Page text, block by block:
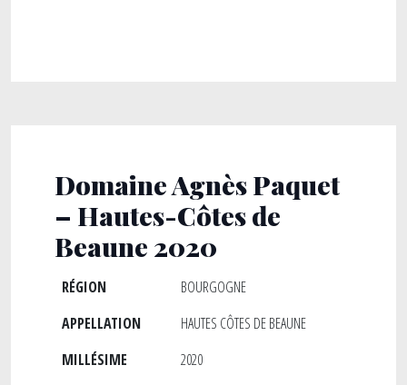
Domaine Agnès Paquet
– Hautes-Côtes de
Beaune 2020
RÉGION
BOURGOGNE
APPELLATION
HAUTES CÔTES DE BEAUNE
MILLÉSIME
2020